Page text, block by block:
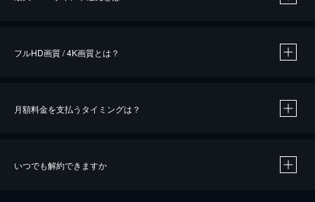
※40％ポイント還元の対象は、クレジットカード決済による作品の購入 / レンタルです。
フルHD画質 / 4K画質とは？
月額料金を支払うタイミングは？
いつでも解約できますか